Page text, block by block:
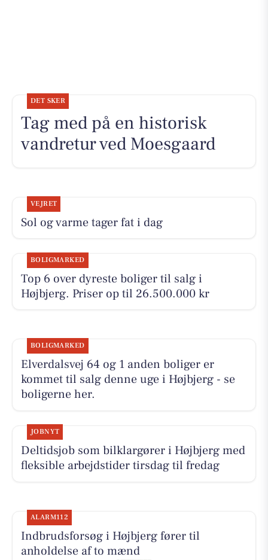
DET SKER
Tag med på en historisk
vandretur ved Moesgaard
VEJRET
Sol og varme tager fat i dag
BOLIGMARKED
Top 6 over dyreste boliger til salg i
Højbjerg. Priser op til 26.500.000 kr
BOLIGMARKED
Elverdalsvej 64 og 1 anden boliger er
kommet til salg denne uge i Højbjerg - se
boligerne her.
JOBNYT
Deltidsjob som bilklargører i Højbjerg med
fleksible arbejdstider tirsdag til fredag
ALARM112
Indbrudsforsøg i Højbjerg fører til
anholdelse af to mænd